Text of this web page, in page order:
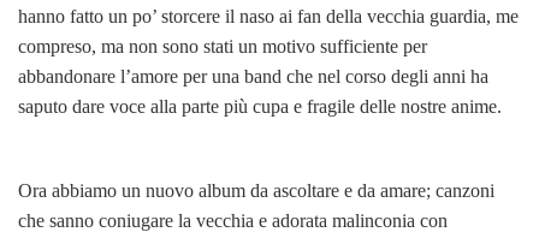
hanno fatto un po’ storcere il naso ai fan della vecchia guardia, me
compreso, ma non sono stati un motivo sufficiente per
abbandonare l’amore per una band che nel corso degli anni ha
saputo dare voce alla parte più cupa e fragile delle nostre anime.
Ora abbiamo un nuovo album da ascoltare e da amare; canzoni
che sanno coniugare la vecchia e adorata malinconia con